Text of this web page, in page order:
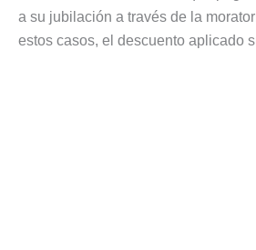
a su jubilación a través de la
estos casos, el descuento aplicado